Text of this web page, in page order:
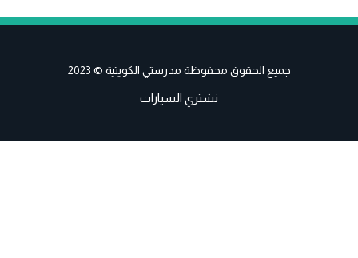
جميع الحقوق محفوظة مدرستي الكويتية © 2023
نشتري السيارات